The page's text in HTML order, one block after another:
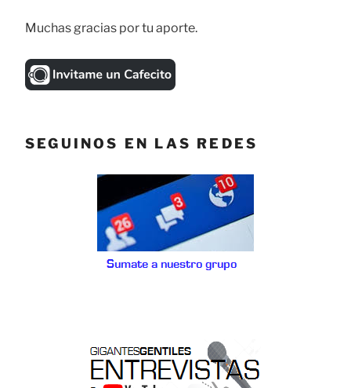
Muchas gracias por tu aporte.
SEGUINOS EN LAS REDES